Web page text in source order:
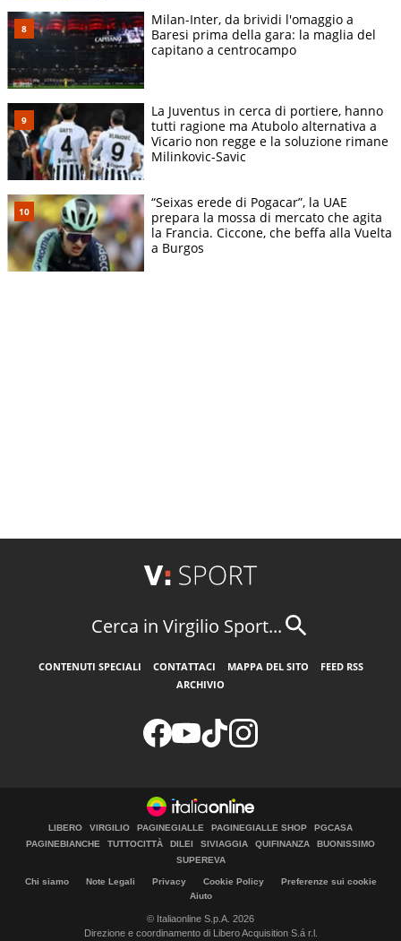
Milan-Inter, da brividi l'omaggio a
Baresi prima della gara: la maglia del
capitano a centrocampo
La Juventus in cerca di portiere, hanno
tutti ragione ma Atubolo alternativa a
Vicario non regge e la soluzione rimane
Milinkovic-Savic
“Seixas erede di Pogacar”, la UAE
prepara la mossa di mercato che agita
la Francia. Ciccone, che beffa alla Vuelta
a Burgos
Cerca in Virgilio Sport...
CONTENUTI SPECIALI CONTATTACI MAPPA DEL SITO
FEED RSS
ARCHIVIO
LIBERO VIRGILIO PAGINEGIALLE PAGINEGIALLE SHOP
PGCASA
PAGINEBIANCHE
TUTTOCITTÀ DILEI SIVIAGGIA QUIFINANZA
BUONISSIMO
SUPEREVA
Chi siamo Note Legali Privacy Cookie Policy
Preferenze sui cookie
Aiuto
© Italiaonline S.p.A. 2026
Direzione e coordinamento di Libero Acquisition S.á r.l.